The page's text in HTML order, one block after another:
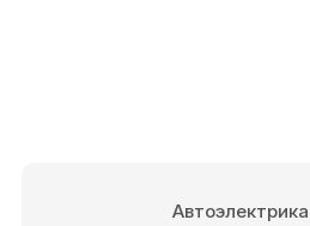
Автоэлектрика